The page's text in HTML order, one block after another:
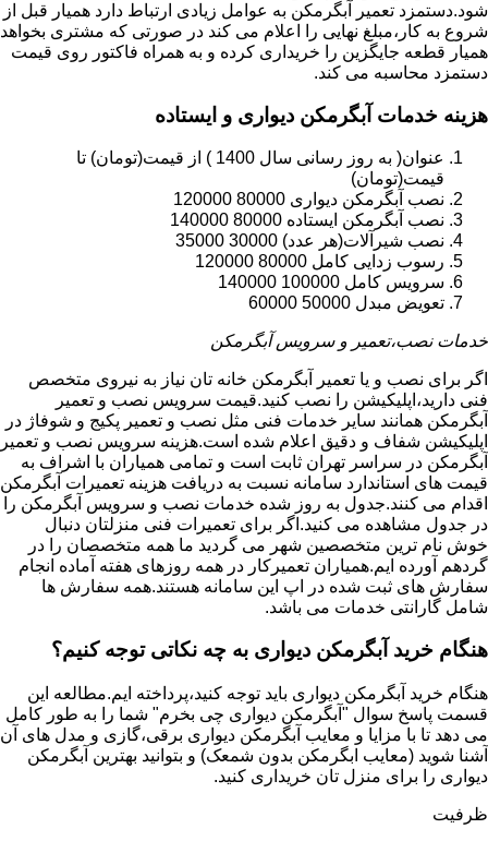
شود.دستمزد تعمیر آبگرمکن به عوامل زیادی ارتباط دارد همیار قبل از
شروع به کار،مبلغ نهایی را اعلام می کند در صورتی که مشتری بخواهد
همیار قطعه جایگزین را خریداری کرده و به همراه فاکتور روی قیمت
دستمزد محاسبه می کند.
هزینه خدمات آبگرمکن دیواری و ایستاده
عنوان( به روز رسانی سال 1400 ) از قیمت(تومان) تا
قیمت(تومان)
نصب آبگرمکن دیواری 80000 120000
نصب آبگرمکن ایستاده 80000 140000
نصب شیرآلات(هر عدد) 30000 35000
رسوب زدایی کامل 80000 120000
سرویس کامل 100000 140000
تعویض مبدل 50000 60000
خدمات نصب،تعمیر و سرویس آبگرمکن
اگر برای نصب و یا تعمیر آبگرمکن خانه تان نیاز به نیروی متخصص
فنی دارید،اپلیکیشن را نصب کنید.قیمت سرویس نصب و تعمیر
آبگرمکن همانند سایر خدمات فنی مثل نصب و تعمیر پکیج و شوفاژ در
اپلیکیشن شفاف و دقیق اعلام شده است.هزینه سرویس نصب و تعمیر
آبگرمکن در سراسر تهران ثابت است و تمامی همیاران با اشراف به
قیمت های استاندارد سامانه نسبت به دریافت هزینه تعمیرات آبگرمکن
اقدام می کنند.جدول به روز شده خدمات نصب و سرویس آبگرمکن را
در جدول مشاهده می کنید.اگر برای تعمیرات فنی منزلتان دنبال
خوش نام ترین متخصصین شهر می گردید ما همه متخصصان را در
گردهم آورده ایم.همیاران تعمیرکار در همه روزهای هفته آماده انجام
سفارش های ثبت شده در اپ این سامانه هستند.همه سفارش ها
شامل گارانتی خدمات می باشد.
هنگام خرید آبگرمکن دیواری به چه نکاتی توجه کنیم؟
هنگام خرید آبگرمکن دیواری باید توجه کنید،پرداخته ایم.مطالعه این
قسمت پاسخ سوال "آبگرمکن دیواری چی بخرم" شما را به طور کامل
می دهد تا با مزایا و معایب آبگرمکن دیواری برقی،گازی و مدل های آن
آشنا شوید (معایب ابگرمکن بدون شمعک) و بتوانید بهترین آبگرمکن
دیواری را برای منزل تان خریداری کنید.
ظرفیت